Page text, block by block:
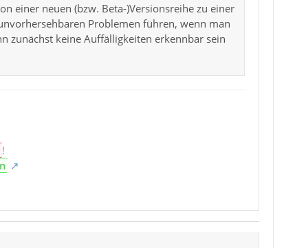
einer neuen (bzw. Beta-)Versionsreihe zu einer
Problemen führen, wenn man
zunächst keine Auffälligkeiten erkennbar sein
!